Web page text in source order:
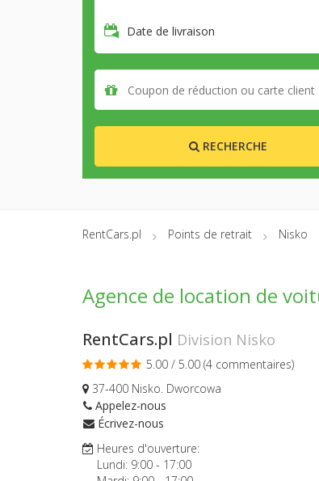
Date de livraison
RECHERCHE
RentCars.pl Points de retrait Nisko
Agence de location de
RentCars.pl Division Nisko
5.00 / 5.00 (4 commentaires)
37-400 Nisko. Dworcowa
Appelez-nous
Écrivez-nous
Heures d'ouverture:
Lundi: 9:00 - 17:00